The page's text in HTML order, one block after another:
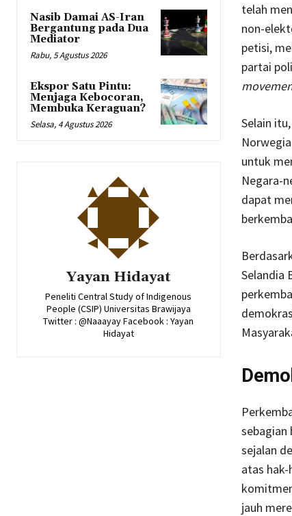
Nasib Damai AS-Iran
Bergantung pada Dua
Mediator
Rabu, 5 Agustus 2026
Ekspor Satu Pintu:
Menjaga Kebocoran,
Membuka Keraguan?
Selasa, 4 Agustus 2026
Yayan Hidayat
Peneliti Central Study of Indigenous
People (CSIP) Universitas Brawijaya
Twitter : @Naaayay Facebook : Yayan
Hidayat
telah
non-
petisi,
partai
Selain
untuk
Negara-
dapat
Selandia
sebagian
sejalan
atas
jauh